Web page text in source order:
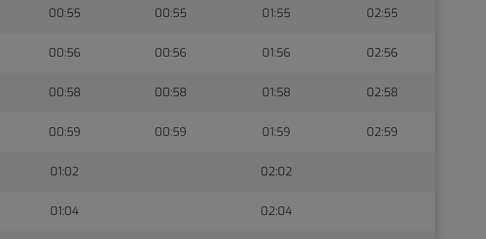
00:55 00:55 01:55 02:55
00:56 00:56 01:56 02:56
00:58 00:58 01:58 02:58
00:59 00:59 01:59 02:59
01:02 02:02
01:04 02:04